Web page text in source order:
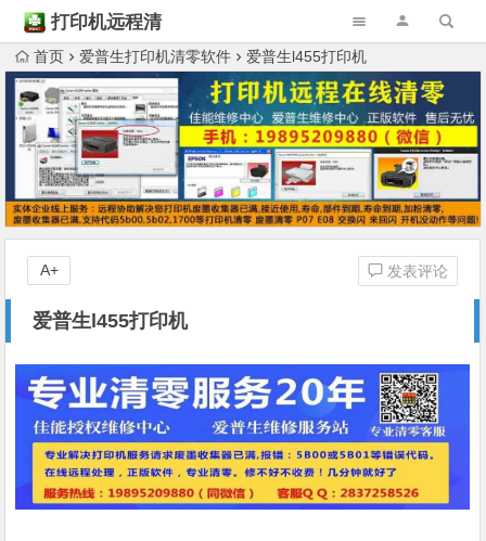
打印机远程清
零首页 爱普生打印机清零软件 爱普生l455打印机
爱普生l455打印机
发表评论
A+